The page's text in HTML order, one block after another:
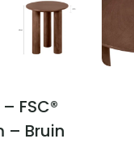
FSC®
– Bruin